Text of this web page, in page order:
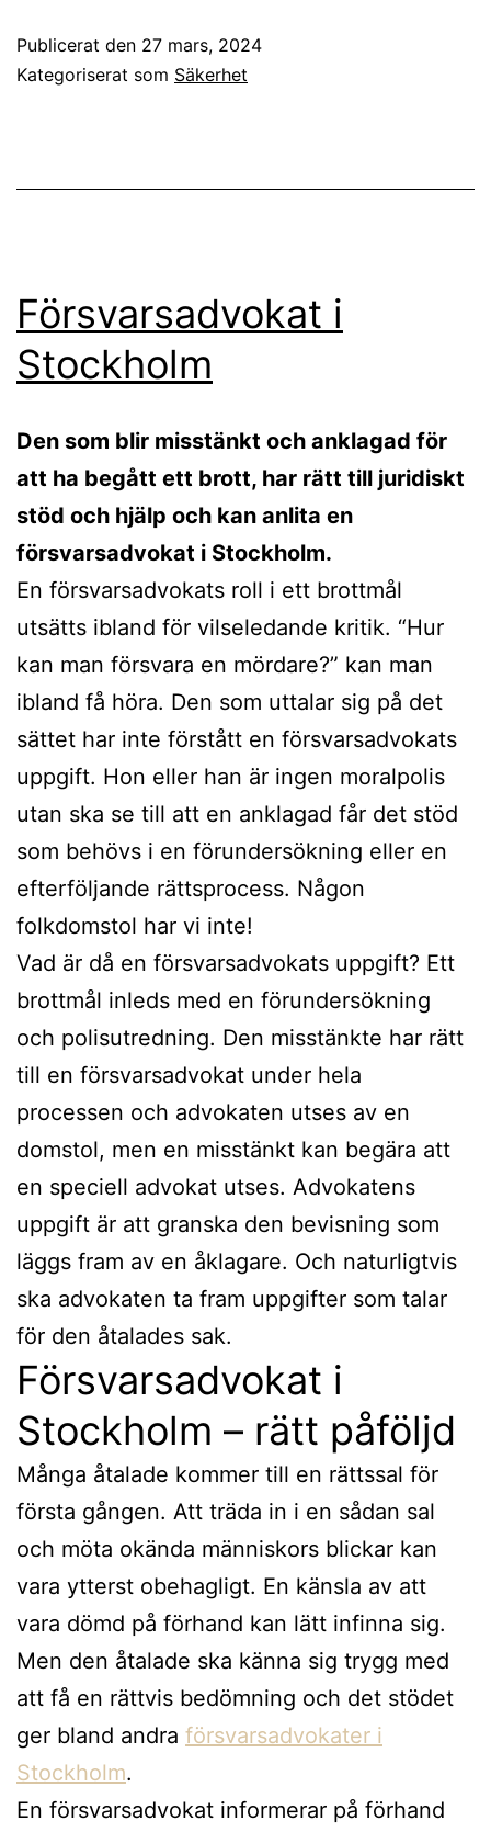
Publicerat den 27 mars, 2024
Kategoriserat som Säkerhet
Försvarsadvokat i
Stockholm
Den som blir misstänkt och anklagad för
att ha begått ett brott, har rätt till juridiskt
stöd och hjälp och kan anlita en
försvarsadvokat i Stockholm.
En försvarsadvokats roll i ett brottmål
utsätts ibland för vilseledande kritik. “Hur
kan man försvara en mördare?” kan man
ibland få höra. Den som uttalar sig på det
sättet har inte förstått en försvarsadvokats
uppgift. Hon eller han är ingen moralpolis
utan ska se till att en anklagad får det stöd
som behövs i en förundersökning eller en
efterföljande rättsprocess. Någon
folkdomstol har vi inte!
Vad är då en försvarsadvokats uppgift? Ett
brottmål inleds med en förundersökning
och polisutredning. Den misstänkte har rätt
till en försvarsadvokat under hela
processen och advokaten utses av en
domstol, men en misstänkt kan begära att
en speciell advokat utses. Advokatens
uppgift är att granska den bevisning som
läggs fram av en åklagare. Och naturligtvis
ska advokaten ta fram uppgifter som talar
för den åtalades sak.
Försvarsadvokat i
Stockholm – rätt påföljd
Många åtalade kommer till en rättssal för
första gången. Att träda in i en sådan sal
och möta okända människors blickar kan
vara ytterst obehagligt. En känsla av att
vara dömd på förhand kan lätt infinna sig.
Men den åtalade ska känna sig trygg med
att få en rättvis bedömning och det stödet
ger bland andra försvarsadvokater i
Stockholm.
En försvarsadvokat informerar på förhand